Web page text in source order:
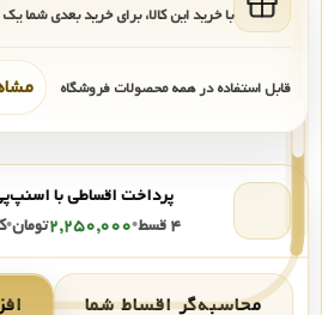
با خرید این کالا، برای خرید بعدی شما
قابل استفاده در همه محصولات فروشگاه
پرداخت اقساطی با
۴ قسط
•۲,۲۵۰,۰۰۰تومان•
محاسبه‌گر اقساط شما